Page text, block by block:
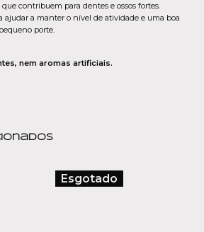
contribuem para dentes e ossos fortes.
ajudar a manter o nível de atividade e uma boa
porte.
nem aromas artificiais.
Esgotado